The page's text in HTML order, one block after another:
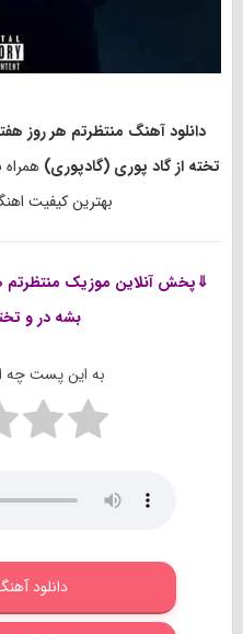
دانلود آهنگ منتظرتم هر روز
تخته از گاد پوری (گادپوری)
بهترین کیفیت
⇓پخش آنلاین موزیک
بشه در و
به این پست چه
دانلود آهنگ